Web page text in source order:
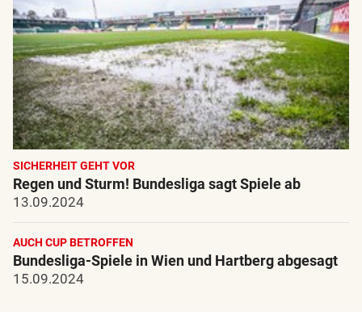
SICHERHEIT GEHT VOR
Regen und Sturm! Bundesliga sagt Spiele ab
13.09.2024
AUCH CUP BETROFFEN
Bundesliga-Spiele in Wien und Hartberg abgesagt
15.09.2024